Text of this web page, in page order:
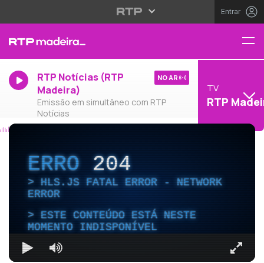
Entrar
RTP Notícias (RTP
Madeira)
Emissão em simultâneo com RTP
Notícias
NO AR
TV
RTP
ERRO204
HLS.JS FATAL ERROR - NETWORK
ERROR
ESTE CONTEÚDO ESTÁ NESTE
MOMENTO INDISPONÍVEL